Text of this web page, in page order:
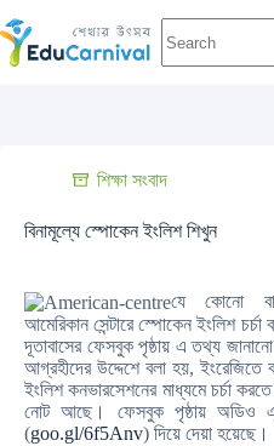
শিক্ষা সংবাদ
বিনামূল্যে স্পোকেন ইংলিশ শিখুন
যে কোনো
আমেরিকান সেন্টারে স্পোকেন ইংলিশ চর্চা
দূতাবাসের ফেসবুক পৃষ্ঠায় এ তথ্য
আগ্রহীদের উদ্দেশে বলা হয়, ইংরেজিতে
ইংলিশ কনভারসেশনের মাধ্যমে চর্চা
নোট আছে। ফেসবুক পৃষ্ঠায় অডিও
(goo.gl/6f5Anv) দিয়ে দেয়া হয়েছে।